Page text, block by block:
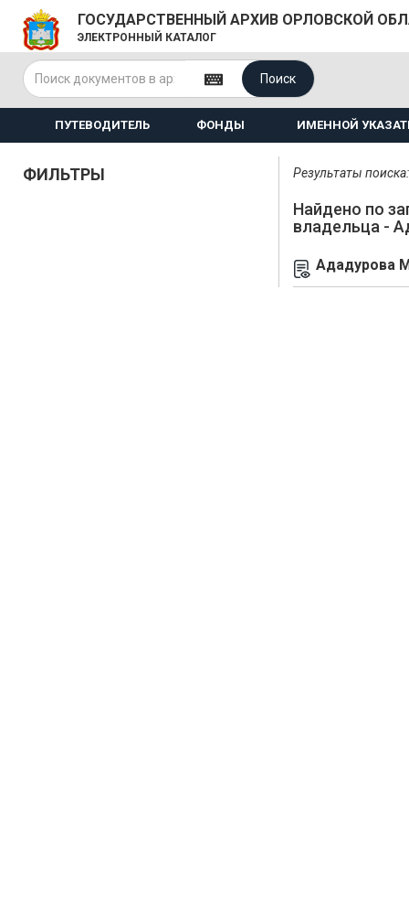
ГОСУДАРСТВЕННЫЙ АРХИВ ОРЛОВСКОЙ
ЭЛЕКТРОННЫЙ КАТАЛОГ
Поиск
ПУТЕВОДИТЕЛЬ ФОНДЫ ИМЕННОЙ
ФИЛЬТРЫ Результаты
Найдено по
владельца -
Ададурова